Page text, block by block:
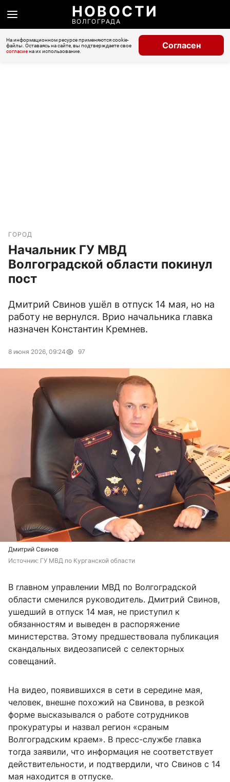
НОВОСТИ
ВОЛГОГРАДА
На информационном ресурсе применяются cookie-
файлы. Оставаясь на сайте, вы подтверждаете свое
согласиена их использование.
Согласен
ГОРОД
Начальник ГУ МВД
Волгоградской области покинул
пост
Дмитрий Свинов ушёл в отпуск 14 мая, но на
работу не вернулся. Врио начальника главка
назначен Константин Кремнев.
8 июня 2026, 09:24 97
Дмитрий Свинов
Источник: ГУ МВД по Курганской области
В главном управлении МВД по Волгоградской
области сменился руководитель. Дмитрий Свинов,
ушедший в отпуск 14 мая, не приступил к
обязанностям и выведен в распоряжение
министерства. Этому предшествовала публикация
скандальных видеозаписей с селекторных
совещаний.
На видео, появившихся в сети в середине мая,
человек, внешне похожий на Свинова, в резкой
форме высказывался о работе сотрудников
прокуратуры и назвал регион «сраным
Волгоградским краем». В пресс-службе главка
тогда заявили, что информация не соответствует
действительности, и подтвердили, что Свинов с 14
мая находится в отпуске.